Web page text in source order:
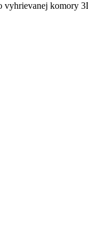
vyhrievanej komory